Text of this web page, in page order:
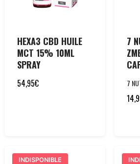
HEXA3 CBD HUILE
MCT 15% 10ML
SPRAY
54,95€
7
7
INDISPONIBLE